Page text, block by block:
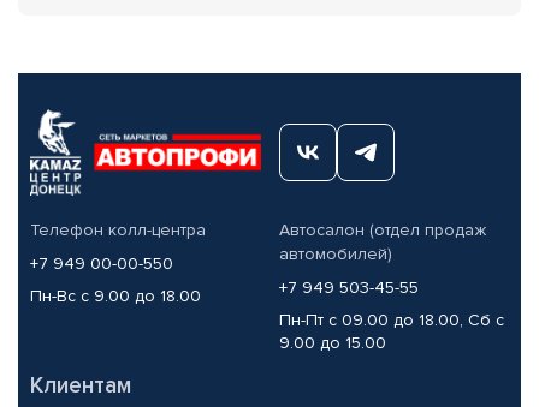
Телефон колл-центра
+7 949 00-00-550
Пн-Вс с 9.00 до 18.00
Автосалон (отдел продаж
автомобилей)
+7 949 503-45-55
Пн-Пт с 09.00 до 18.00, Сб с
9.00 до 15.00
Клиентам